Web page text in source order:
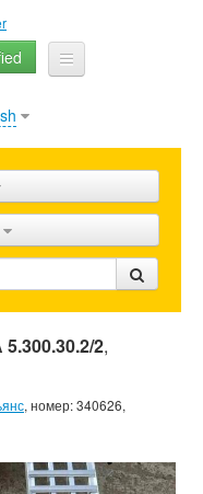
2,
, номер: 340626,